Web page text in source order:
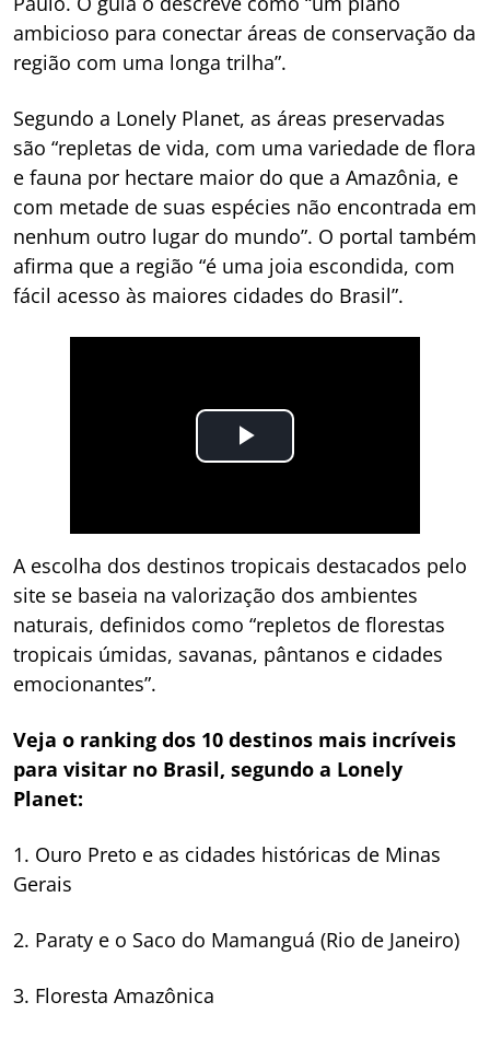
ambicioso para conectar áreas de conservação da
região com uma longa trilha”.
Segundo a Lonely Planet, as áreas preservadas
são “repletas de vida, com uma variedade de flora
e fauna por hectare maior do que a Amazônia, e
com metade de suas espécies não encontrada em
nenhum outro lugar do mundo”. O portal também
afirma que a região “é uma joia escondida, com
fácil acesso às maiores cidades do Brasil”.
A escolha dos destinos tropicais destacados pelo
site se baseia na valorização dos ambientes
naturais, definidos como “repletos de florestas
tropicais úmidas, savanas, pântanos e cidades
emocionantes”.
Veja o ranking dos 10 destinos mais incríveis
para visitar no Brasil, segundo a Lonely
Planet:
1. Ouro Preto e as cidades históricas de Minas
Gerais
2. Paraty e o Saco do Mamanguá (Rio de Janeiro)
3. Floresta Amazônica